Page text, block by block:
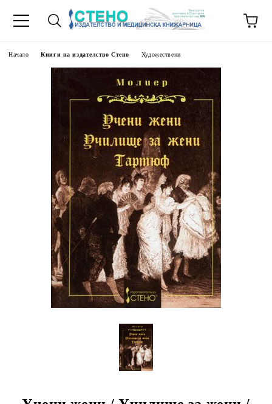
Начало Книги на издателство Стено Художествени